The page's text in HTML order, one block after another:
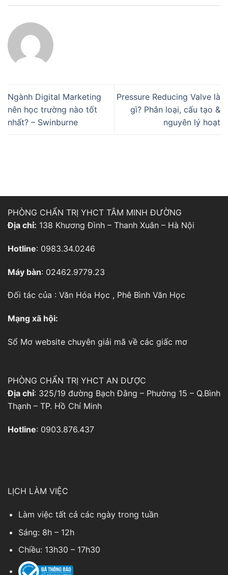
Ngành Digital Marketing
nên học trường nào tốt
nhất? – Swinburne
Pressure Reducing Valve là
gì? Phân loại, cấu tạo &
nguyên lý hoạt
PHÒNG CHẨN TRỊ YHCT TÂM MINH ĐƯỜNG
Địa chỉ: 138 Khương Đình – Thanh Xuân – Hà Nội
Hotline: 0983.34.0246
Máy bàn: 02462.9779.23
Đối tác của : Văn Hóa Học , Phê Bình Văn Học
Mạng xã hội:
Sổ Mơ website chuyên giải mã về các giấc mơ
PHÒNG CHẨN TRỊ YHCT AN DƯỢC
Địa chỉ: 325/19 đường Bạch Đằng – Phường 15 – Q.Bình
Thạnh – TP. Hồ Chí Minh
Hotline: 0903.876.437
LỊCH LÀM VIỆC
Làm việc tất cả các ngày trong tuần
Sáng: 8h – 12h
Chiều: 13h30 – 17h30